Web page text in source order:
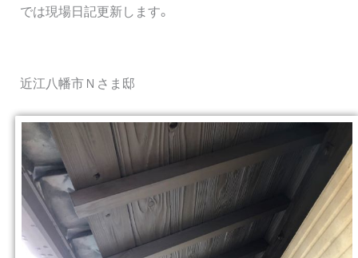
では現場日記更新します。
近江八幡市Ｎさま邸